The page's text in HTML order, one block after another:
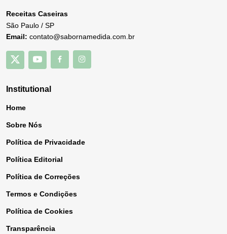
Receitas Caseiras
São Paulo / SP
Email: contato@sabornamedida.com.br
Institutional
Home
Sobre Nós
Política de Privacidade
Política Editorial
Política de Correções
Termos e Condições
Política de Cookies
Transparência